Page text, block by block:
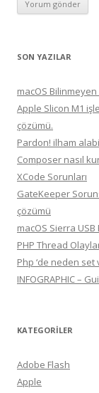
SON YAZILAR
macOS Bilinmeyen
Apple Slicon M1
çözümü.
Pardon! ilham
Composer nasıl
XCode Sorunları
GateKeeper
çözümü
macOS Sierra
PHP Thread
Php ‘de neden set
INFOGRAPHIC –
KATEGORILER
Adobe Flash
Apple